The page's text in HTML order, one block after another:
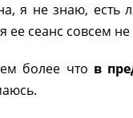
я не знаю,
ее сеанс совсем
более что в